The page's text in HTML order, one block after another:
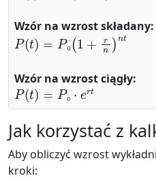
Wzór na wzrost składany:
₀
P(t)= P₀(1+rn)nt
Wzór na wzrost ciągły:
₀
P(t)= P₀⋅ert
Jak korzystać z
Aby obliczyć wzrost
kroki: